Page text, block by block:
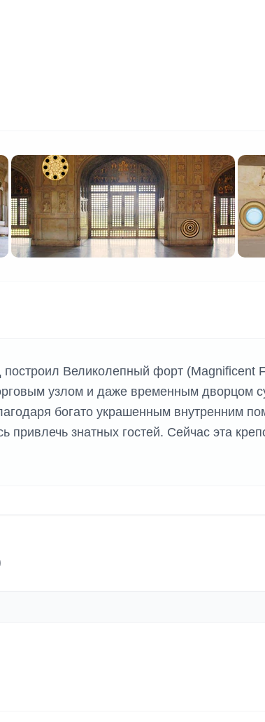
Великолепный форт (Magnificent
узлом и даже временным дворцом
богато украшенным внутренним
знатных гостей. Сейчас эта